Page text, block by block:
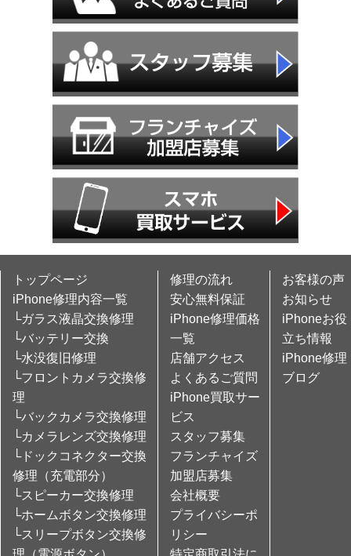
トップページ
iPhone修理内容一覧
└ガラス液晶交換修理
└バッテリー交換
└水没復旧修理
└フロントカメラ交換修
理
└バックカメラ交換修理
└カメラレンズ交換修理
└ドックコネクター交換
修理（充電部分）
└スピーカー交換修理
└ホームボタン交換修理
└スリープボタン交換修
修理の流れ
安心無料保証
iPhone修理価格
一覧
店舗アクセス
よくあるご質問
iPhone買取サー
ビス
スタッフ募集
フランチャイズ
加盟店募集
会社概要
プライバシーポ
リシー
お客様の声
お知らせ
iPhoneお役
立ち情報
iPhone修理
ブログ